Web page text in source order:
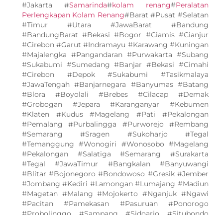
#Jakarta #Samarinda#kolam renang#Peralatan
Perlengkapan Kolam Renang#Barat #Pusat #Selatan
#Timur #Utara #JawaBarat #Bandung
#BandungBarat #Bekasi #Bogor #Ciamis #Cianjur
#Cirebon #Garut #Indramayu #Karawang #Kuningan
#Majalengka #Pangandaran #Purwakarta #Subang
#Sukabumi #Sumedang #Banjar #Bekasi #Cimahi
#Cirebon #Depok #Sukabumi #Tasikmalaya
#JawaTengah #Banjarnegara #Banyumas #Batang
#Blora #Boyolali #Brebes #Cilacap #Demak
#Grobogan #Jepara #Karanganyar #Kebumen
#Klaten #Kudus #Magelang #Pati #Pekalongan
#Pemalang #Purbalingga #Purworejo #Rembang
#Semarang #Sragen #Sukoharjo #Tegal
#Temanggung #Wonogiri #Wonosobo #Magelang
#Pekalongan #Salatiga #Semarang #Surakarta
#Tegal #JawaTimur #Bangkalan #Banyuwangi
#Blitar #Bojonegoro #Bondowoso #Gresik #Jember
#Jombang #Kediri #Lamongan #Lumajang #Madiun
#Magetan #Malang #Mojokerto #Nganjuk #Ngawi
#Pacitan #Pamekasan #Pasuruan #Ponorogo